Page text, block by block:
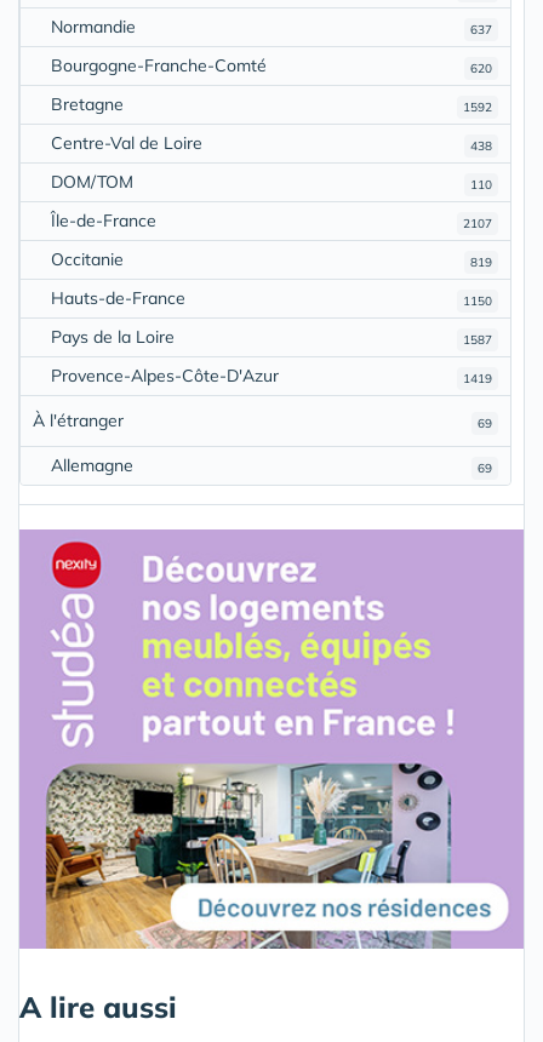
637
Normandie
620
Bourgogne-Franche-Comté
1592
Bretagne
438
Centre-Val de Loire
110
DOM/TOM
2107
Île-de-France
819
Occitanie
1150
Hauts-de-France
1587
Pays de la Loire
1419
Provence-Alpes-Côte-D'Azur
69
À l'étranger
69
Allemagne
A lire aussi